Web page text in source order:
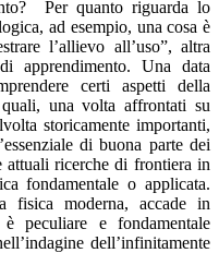
Per quanto riguarda lo
ad esempio, una cosa è
l’allievo all’uso”, altra
apprendimento. Una data
certi aspetti della
una volta affrontati su
storicamente importanti,
di buona parte dei
attuali ricerche di frontiera in
fondamentale o applicata.
fisica moderna, accade in
peculiare e fondamentale
dell’infinitamente